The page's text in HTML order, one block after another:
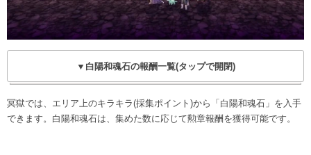
▼白陽和魂石の報酬一覧(タップで開閉)
冥獄では、エリア上のキラキラ(採集ポイント)から「白陽和魂石」を入手
できます。白陽和魂石は、集めた数に応じて勲章報酬を獲得可能です。